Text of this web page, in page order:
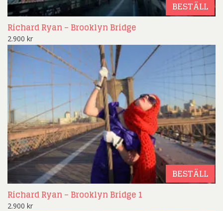
BESTÄLL
Richard Ryan – Brooklyn Bridge
2.900 kr
BESTÄLL
Richard Ryan – Brooklyn Bridge 1
2.900 kr